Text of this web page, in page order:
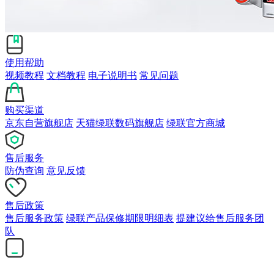
使用帮助
视频教程 文档教程 电子说明书 常见问题
购买渠道
京东自营旗舰店 天猫绿联数码旗舰店 绿联官方商城
售后服务
防伪查询 意见反馈
售后政策
售后服务政策 绿联产品保修期限明细表 提建议给售后服务团
队